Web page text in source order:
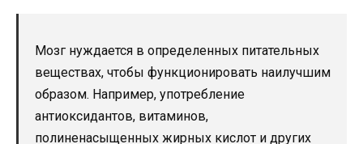
Мозг нуждается в определенных питательных
веществах, чтобы функционировать наилучшим
образом. Например, употребление
антиоксидантов, витаминов,
полиненасыщенных жирных кислот и других